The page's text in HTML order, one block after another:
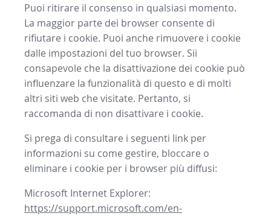
Puoi ritirare il consenso in qualsiasi momento.
La maggior parte dei browser consente di
rifiutare i cookie. Puoi anche rimuovere i cookie
dalle impostazioni del tuo browser. Sii
consapevole che la disattivazione dei cookie può
influenzare la funzionalità di questo e di molti
altri siti web che visitate. Pertanto, si
raccomanda di non disattivare i cookie.
Si prega di consultare i seguenti link per
informazioni su come gestire, bloccare o
eliminare i cookie per i browser più diffusi:
Microsoft Internet Explorer:
https://support.microsoft.com/en-